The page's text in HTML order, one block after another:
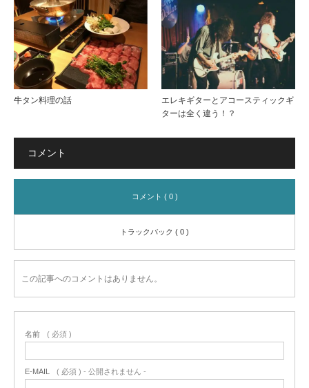
牛タン料理の話
エレキギターとアコースティックギ
ターは全く違う！？
コメント
コメント ( 0 )
トラックバック ( 0 )
この記事へのコメントはありません。
名前 ( 必須 )
E-MAIL ( 必須 ) - 公開されません -